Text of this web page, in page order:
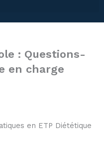
: Questions-
en charge
en ETP Diététique